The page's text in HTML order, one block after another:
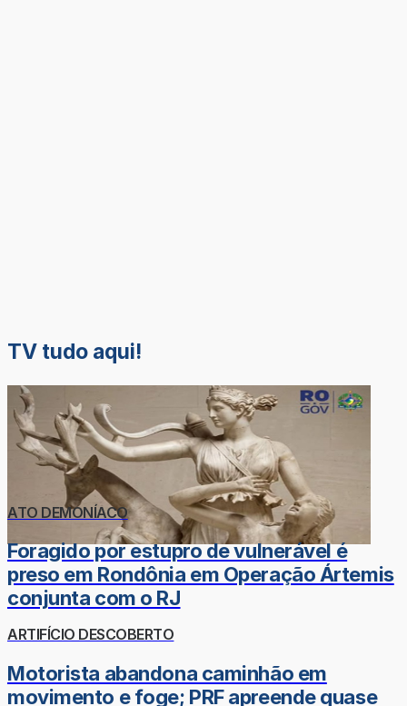
TV tudo aqui!
ATO DEMONÍACO
Foragido por estupro de vulnerável é
preso em Rondônia em Operação Ártemis
conjunta com o RJ
ARTIFÍCIO DESCOBERTO
Motorista abandona caminhão em
movimento e foge; PRF apreende quase